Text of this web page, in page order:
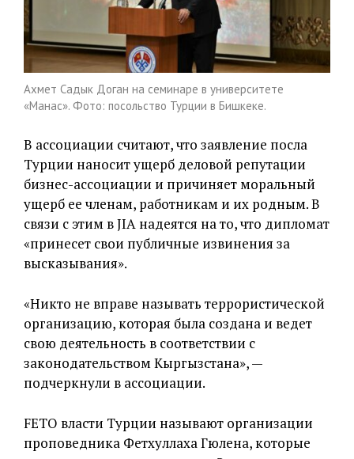
Ахмет Садык Доган на семинаре в университете
«Манас». Фото: посольство Турции в Бишкеке.
В ассоциации считают, что заявление посла
Турции наносит ущерб деловой репутации
бизнес-ассоциации и причиняет моральный
ущерб ее членам, работникам и их родным. В
связи с этим в JIA надеятся на то, что дипломат
«принесет свои публичные извинения за
высказывания».
«Никто не вправе называть террористической
организацию, которая была создана и ведет
свою деятельность в соответствии с
законодательством Кыргызстана», —
подчеркнули в ассоциации.
FETO власти Турции называют организации
проповедника Фетхуллаха Гюлена, которые